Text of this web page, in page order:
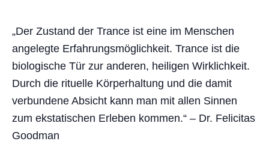
„Der Zustand der Trance ist eine im Menschen
angelegte Erfahrungsmöglichkeit. Trance ist die
biologische Tür zur anderen, heiligen Wirklichkeit.
Durch die rituelle Körperhaltung und die damit
verbundene Absicht kann man mit allen Sinnen
zum ekstatischen Erleben kommen.“ – Dr. Felicitas
Goodman